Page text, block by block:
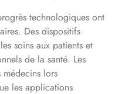
technologiques ont
Des dispositifs
soins aux patients et
de la santé. Les
médecins lors
les applications